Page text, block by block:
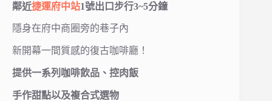
鄰近捷運府中站1號出口步行3~5分鐘
隱身在府中商圈旁的巷子內
新開幕一間質感的復古咖啡廳！
提供一系列咖啡飲品、控肉飯
手作甜點以及複合式選物